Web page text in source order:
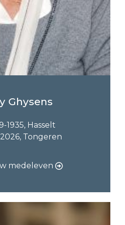
Ghysens
1935, Hasselt
Tongeren
medeleven